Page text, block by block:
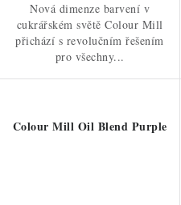
Nová dimenze barvení v
cukrářském světě Colour Mill
přichází s revolučním řešením
pro všechny...
Colour Mill Oil Blend Purple